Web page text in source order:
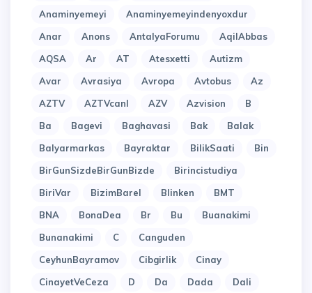
Anaminyemeyi
Anaminyemeyindenyoxdur
Anar
Anons AntalyaForumu
AqilAbbas
AQSA
Ar AT Atesxetti
Autizm
Avar
Avrasiya Avropa Avtobus
Az
AZTV
AZTVcanl AZV Azvision
B
Ba
Bagevi Baghavasi Bak
Balak
Balyarmarkas
Bayraktar BilikSaati
Bin
BirGunSizdeBirGunBizde
Birincistudiya
BiriVar
BizimBarel Blinken
BMT
BNA
BonaDea Br Bu
Buanakimi
Bunanakimi
C
Canguden
CeyhunBayramov
Cibgirlik
Cinay
CinayetVeCeza
D Da Dada
Dali